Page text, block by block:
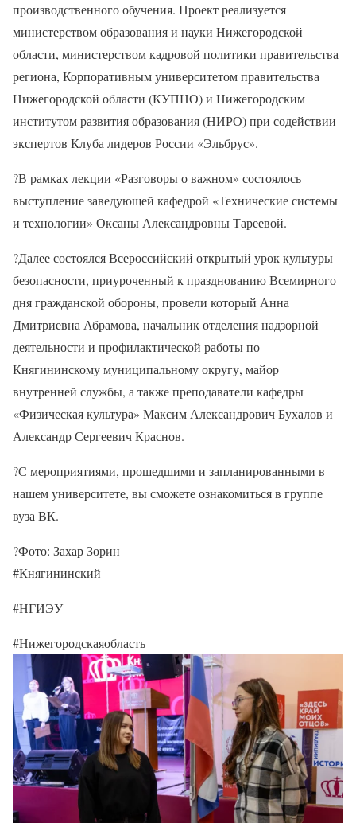
производственного обучения. Проект реализуется
министерством образования и науки Нижегородской
области, министерством кадровой политики правительства
региона, Корпоративным университетом правительства
Нижегородской области (КУПНО) и Нижегородским
институтом развития образования (НИРО) при содействии
экспертов Клуба лидеров России «Эльбрус».
?В рамках лекции «Разговоры о важном» состоялось
выступление заведующей кафедрой «Технические системы
и технологии» Оксаны Александровны Тареевой.
?Далее состоялся Всероссийский открытый урок культуры
безопасности, приуроченный к празднованию Всемирного
дня гражданской обороны, провели который Анна
Дмитриевна Абрамова, начальник отделения надзорной
деятельности и профилактической работы по
Княгининскому муниципальному округу, майор
внутренней службы, а также преподаватели кафедры
«Физическая культура» Максим Александрович Бухалов и
Александр Сергеевич Краснов.
?С мероприятиями, прошедшими и запланированными в
нашем университете, вы сможете ознакомиться в группе
вуза ВК.
?Фото: Захар Зорин
#Княгининский
#НГИЭУ
#Нижегородскаяобласть